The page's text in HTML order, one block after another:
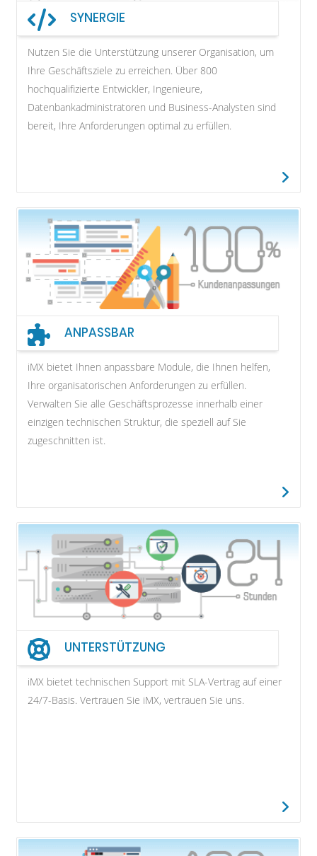
SYNERGIE
Nutzen Sie die Unterstützung unserer Organisation, um
Ihre Geschäftsziele zu erreichen. Über 800
hochqualifizierte Entwickler, Ingenieure,
Datenbankadministratoren und Business-Analysten sind
bereit, Ihre Anforderungen optimal zu erfüllen.
ANPASSBAR
iMX bietet Ihnen anpassbare Module, die Ihnen helfen,
Ihre organisatorischen Anforderungen zu erfüllen.
Verwalten Sie alle Geschäftsprozesse innerhalb einer
einzigen technischen Struktur, die speziell auf Sie
zugeschnitten ist.
UNTERSTÜTZUNG
iMX bietet technischen Support mit SLA-Vertrag auf einer
24/7-Basis. Vertrauen Sie iMX, vertrauen Sie uns.